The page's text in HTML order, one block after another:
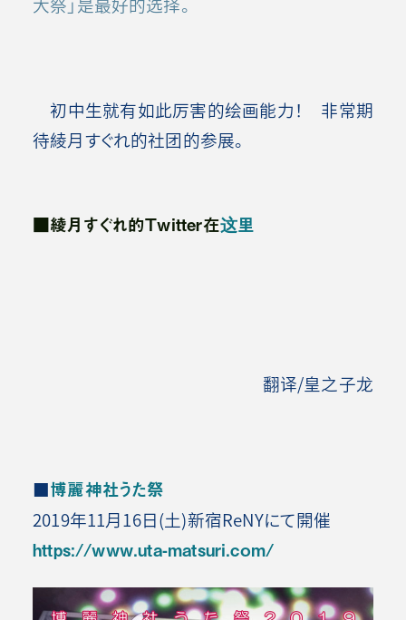
初中生就有如此厉害的绘画能力！ 非常期
待綾月すぐれ的社团的参展。
■綾月すぐれ的Twitter在这里
翻译/皇之子龙
■博麗神社うた祭
2019年11月16日(土)新宿ReNYにて開催
https://www.uta-matsuri.com/